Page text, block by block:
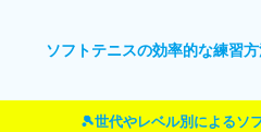
ソフトテニスの効率的な練習
🎾世代やレベル別によるソ